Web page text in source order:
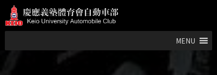
MENU